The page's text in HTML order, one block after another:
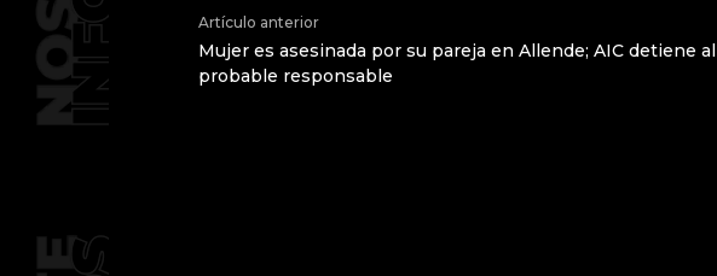
Artículo anterior
Mujer es asesinada por su pareja en Allende; AIC detiene al
probable responsable